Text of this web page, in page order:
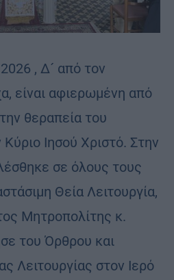
, Δ´ από τον
είναι αφιερωμένη από
θεραπεία του
Ιησού Χριστό. Στην
σε όλους τους
Θεία Λειτουργία,
Μητροπολίτης κ.
του Όρθρου και
Λειτουργίας στον Ιερό